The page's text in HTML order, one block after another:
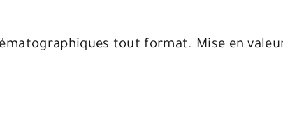
tout format. Mise en